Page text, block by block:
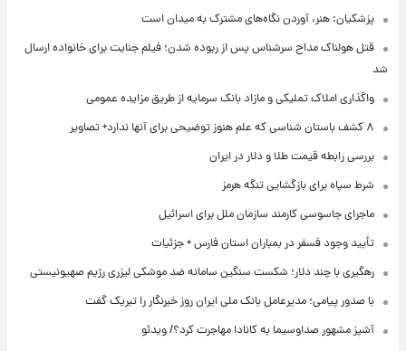
پزشکیان: هنر، آوردن نگاه‌های مشترک به میدان است
قتل هولناک مداح سرشناس پس از ربوده شدن؛ فیلم جنایت برای خانواده ارسال
شد
واگذاری املاک تملیکی و مازاد بانک سرمایه از طریق مزایده عمومی
۸ کشف باستان شناسی که علم هنوز توضیحی برای آنها ندارد+ تصاویر
بررسی رابطه قیمت طلا و دلار در ایران
شرط سپاه برای بازگشایی تنگه هرمز
ماجرای جاسوسی کارمند سازمان ملل برای اسرائیل
تأیید وجود فسفر در بمباران استان فارس + جزئیات
رهگیری با چند دلار؛ شکست سنگین سامانه ضد موشکی لیزری رژیم صهیونیستی
با صدور پیامی؛ مدیرعامل بانک ملی ایران روز خبرنگار را تبریک گفت
آشپز مشهور صداوسیما به کانادا مهاجرت کرد؟/ ویدئو